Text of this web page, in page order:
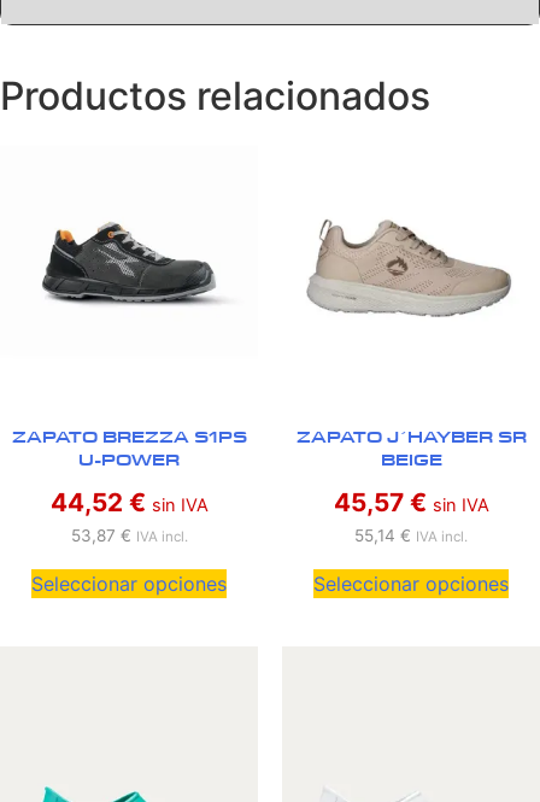
Productos relacionados
ZAPATO BREZZA S1PS
U-POWER
44,52 € sin IVA
53,87 € IVA incl.
Seleccionar opciones
ZAPATO J´HAYBER SR
BEIGE
45,57 € sin IVA
55,14 € IVA incl.
Seleccionar opciones